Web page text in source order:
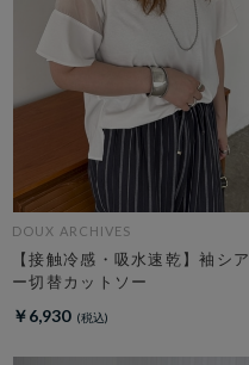
DOUX ARCHIVES
【接触冷感・吸水速乾】袖シア
ー切替カットソー
￥6,930